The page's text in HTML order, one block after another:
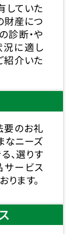
していた
財産につ
診断・や
況に適し
紹介いた
要のお礼
なニーズ
、選りす
サービス
ります。